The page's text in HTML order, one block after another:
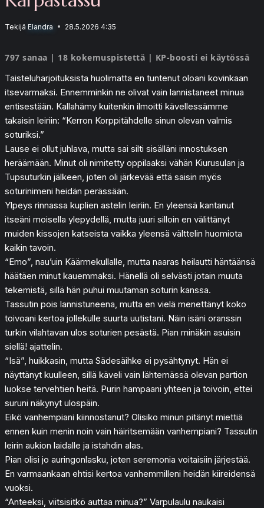
Tekijä Elandra 28.5.2026 4:35
797 sanaa | 18 kokemuspistettä | KP-boosti ei käytössä
Taisteluharjoituksista huolimatta en tuntenut oloani kovinkaan
itsevarmaksi. Ennemminkin ne olivat vain lannistaneet minua
entisestään. Kallahämy kuitenkin ilmoitti kävellessämme
takaisin leiriin: “Kerron Korppitähdelle sinun olevan valmis
soturiksi.”
Lause ei ollut juhlava, mutta sai silti sisälläni innostuksen
heräämään. Minut oli nimitetty oppilaaksi vähän Kiurusulan ja
Tupsuturkin jälkeen, joten oli järkevää että saisin myös
soturinimeni heidän perässään.
Ylpeys rinnassa kuplien astelin leiriin. En yleensä kantanut
itseäni moisella ylepydellä, mutta juuri silloin en välittänyt
muiden kissojen katseista vaikka yleensä välttelin huomiota
kaikin tavoin.
“Emo”, nau’uin Käärmekullalle, mutta naaras heilautti häntäänsä
häätäen minut kauemmaksi. Hänellä oli selvästi jotain muuta
tekemistä, sillä hän puhui muutaman soturin kanssa.
Tassutin pois lannistuneena, mutta en vielä menettänyt koko
toivoani kertoa jollekulle suurta uutistani. Näin isäni oranssin
turkin vilahtavan ulos soturien pesästä. Pian minäkin asuisin
siellä! ajattelin.
“Isä”, huikkasin, mutta Sädesäihke ei pysähtynyt. Hän ei
näyttänyt kuulleen, sillä käveli vain lähtemässä olevan partion
luokse tervehtien heitä. Purin hampaani yhteen ja toivoin, ettei
suruni näkynyt ulospäin.
Eikö vanhempiani kiinnostanut? Olisiko minun pitänyt miettiä
ennen kuin menin noin vain häiritsemään vanhempiani? Tassutin
leirin aukion laidalle ja istahdin alas.
Pian olisi jo auringonlasku, joten seremonia voitaisiin järjestää.
En varmaankaan ehtisi kertoa vanhemmilleni heidän kiireidensä
vuoksi.
“Anteeksi, viitsisitkö auttaa minua?” Varpulaulu naukaisi